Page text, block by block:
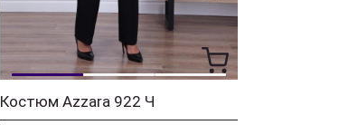
Костюм Azzara 922 Ч